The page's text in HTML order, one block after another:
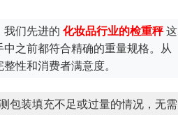
我们先进的 化妆品行业的检重秤这
之前都符合精确的重量规格。从
性和消费者满意度。
包装填充不足或过量的情况，无需